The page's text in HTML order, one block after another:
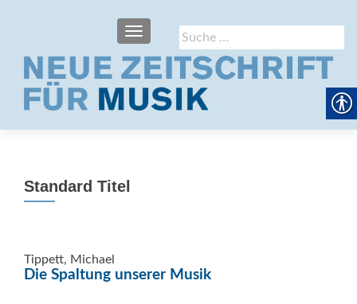
Suche
nach:
SCHALTE NAVIGATION
Standard Titel
Tippett, Michael
Die Spaltung unserer Musik